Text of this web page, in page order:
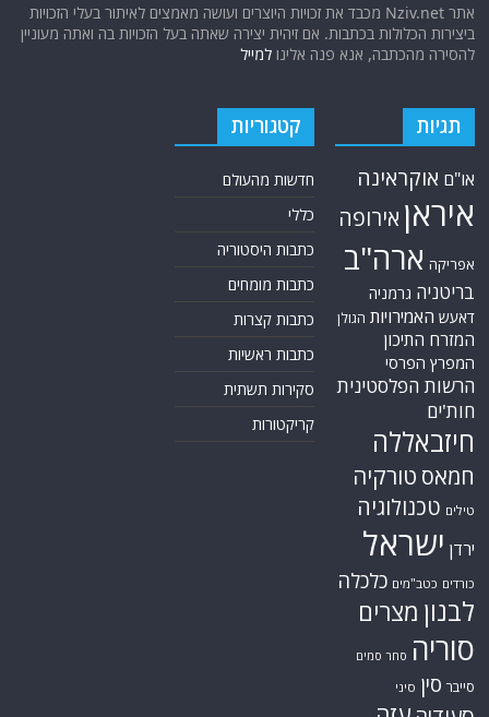
אתר Nziv.net מכבד את זכויות היוצרים ועושה מאמצים לאיתור בעלי הזכויות
ביצירות הכלולות בכתבות. אם זיהית יצירה שאתה בעל הזכויות בה ואתה מעוניין
להסירה מהכתבה, אנא פנה אלינולמייל
תגיות
או"ם אוקראינה
איראן אירופה
אפריקה ארה"ב
בריטניה גרמניה
דאעש האמירויות הגולן
המזרח התיכון
המפרץ הפרסי
הרשות הפלסטינית
חות'ים
חיזבאללה
חמאס טורקיה
טילים טכנולוגיה
ירדן ישראל
כורדים כטב"מים כלכלה
לבנון מצרים
סוריה סחר סמים
סייבר סין סיני
קטגוריות
חדשות מהעולם
כללי
כתבות היסטוריה
כתבות מומחים
כתבות קצרות
כתבות ראשיות
סקירות תשתית
קריקטורות